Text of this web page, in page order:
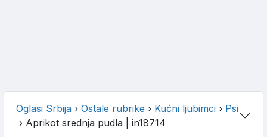
Oglasi Srbija › Ostale rubrike › Kućni ljubimci › Psi
› Aprikot srednja pudla | in18714